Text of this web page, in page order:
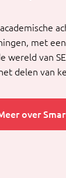
met
wereld van
delen van
over